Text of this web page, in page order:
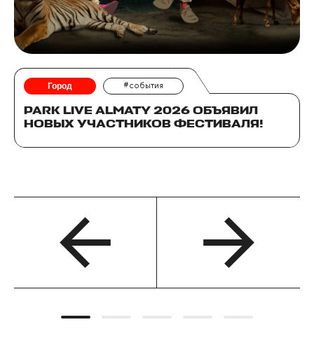
Город #события
PARK LIVE ALMATY 2026 ОБЪЯВИЛ
НОВЫХ УЧАСТНИКОВ ФЕСТИВАЛЯ!